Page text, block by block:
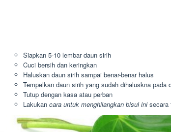
Siapkan 5-10 lembar daun sirih
Cuci bersih dan keringkan
Haluskan daun sirih sampai benar-benar halus
Tempelkan daun sirih yang sudah dihaluskna pada
Tutup dengan kasa atau perban
Lakukan cara untuk menghilangkan bisul inisecara